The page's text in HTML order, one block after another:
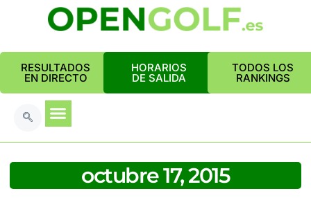
RESULTADOS
EN DIRECTO
HORARIOS
DE SALIDA
TODOS LOS
RANKINGS
octubre 17, 2015